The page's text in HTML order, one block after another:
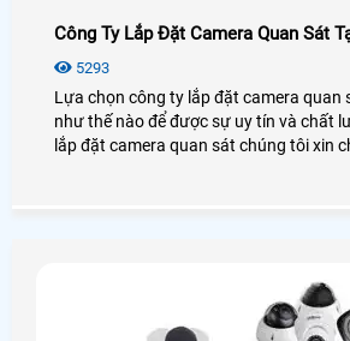
Công Ty Lắp Đặt Camera Quan Sát
5293
Lựa chọn công ty lắp đặt camera quan
như thế nào để được sự uy tín và chất
lắp đặt camera quan sát chúng tôi xin